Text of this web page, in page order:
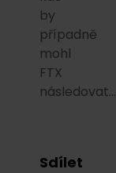
by
případně
mohl
FTX
následovat…
Sdílet